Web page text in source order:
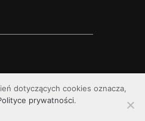
dotyczących cookies oznacza,
prywatności.